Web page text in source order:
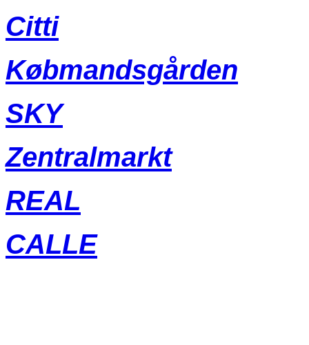
Citti
Købmandsgården
SKY
Zentralmarkt
REAL
CALLE